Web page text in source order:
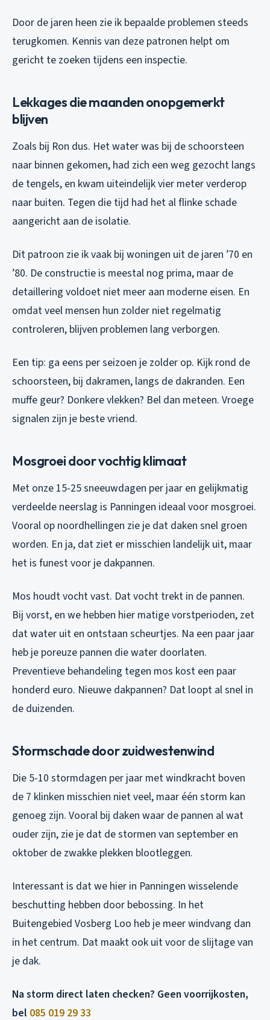
Door de jaren heen zie ik bepaalde problemen steeds
terugkomen. Kennis van deze patronen helpt om
gericht te zoeken tijdens een inspectie.
Lekkages die maanden onopgemerkt
blijven
Zoals bij Ron dus. Het water was bij de schoorsteen
naar binnen gekomen, had zich een weg gezocht langs
de tengels, en kwam uiteindelijk vier meter verderop
naar buiten. Tegen die tijd had het al flinke schade
aangericht aan de isolatie.
Dit patroon zie ik vaak bij woningen uit de jaren ’70 en
’80. De constructie is meestal nog prima, maar de
detaillering voldoet niet meer aan moderne eisen. En
omdat veel mensen hun zolder niet regelmatig
controleren, blijven problemen lang verborgen.
Een tip: ga eens per seizoen je zolder op. Kijk rond de
schoorsteen, bij dakramen, langs de dakranden. Een
muffe geur? Donkere vlekken? Bel dan meteen. Vroege
signalen zijn je beste vriend.
Mosgroei door vochtig klimaat
Met onze 15-25 sneeuwdagen per jaar en gelijkmatig
verdeelde neerslag is Panningen ideaal voor mosgroei.
Vooral op noordhellingen zie je dat daken snel groen
worden. En ja, dat ziet er misschien landelijk uit, maar
het is funest voor je dakpannen.
Mos houdt vocht vast. Dat vocht trekt in de pannen.
Bij vorst, en we hebben hier matige vorstperioden, zet
dat water uit en ontstaan scheurtjes. Na een paar jaar
heb je poreuze pannen die water doorlaten.
Preventieve behandeling tegen mos kost een paar
honderd euro. Nieuwe dakpannen? Dat loopt al snel in
de duizenden.
Stormschade door zuidwestenwind
Die 5-10 stormdagen per jaar met windkracht boven
de 7 klinken misschien niet veel, maar één storm kan
genoeg zijn. Vooral bij daken waar de pannen al wat
ouder zijn, zie je dat de stormen van september en
oktober de zwakke plekken blootleggen.
Interessant is dat we hier in Panningen wisselende
beschutting hebben door bebossing. In het
Buitengebied Vosberg Loo heb je meer windvang dan
in het centrum. Dat maakt ook uit voor de slijtage van
je dak.
Na storm direct laten checken? Geen voorrijkosten,
bel 085 019 29 33